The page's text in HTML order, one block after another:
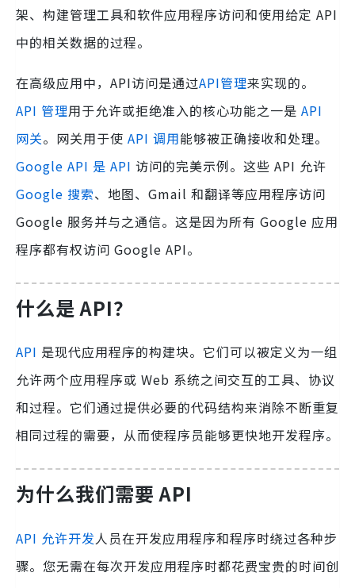
架、构建管理工具和软件应用程序访问和使用给定 API
中的相关数据的过程。
在高级应用中，API访问是通过API管理来实现的。
API 管理用于允许或拒绝准入的核心功能之一是 API
网关。网关用于使 API 调用能够被正确接收和处理。
Google API 是 API 访问的完美示例。这些 API 允许
Google 搜索、地图、Gmail 和翻译等应用程序访问
Google 服务并与之通信。这是因为所有 Google 应用
程序都有权访问 Google API。
什么是 API？
API 是现代应用程序的构建块。它们可以被定义为一组
允许两个应用程序或 Web 系统之间交互的工具、协议
和过程。它们通过提供必要的代码结构来消除不断重复
相同过程的需要，从而使程序员能够更快地开发程序。
为什么我们需要 API
API 允许开发人员在开发应用程序和程序时绕过各种步
骤。您无需在每次开发应用程序时都花费宝贵的时间创